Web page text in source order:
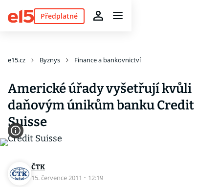
Předplatné
e15.cz Byznys Finance a bankovnictví
Americké úřady vyšetřují kvůli
daňovým únikům banku Credit
Suisse
ČTK
15. července 2011 · 12:19